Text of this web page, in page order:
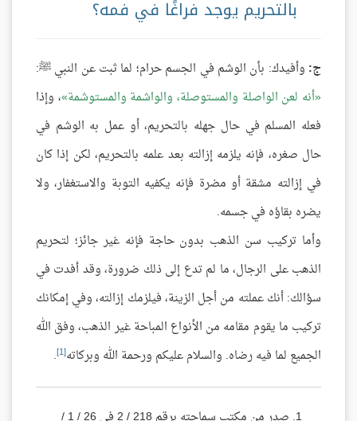
بالتحريم يوجد فراغًا في فمه؟
ج: وأفيدك: بأن الوشم في الجسم حرام؛ لما ثبت عن النبي ﷺ:
أنه لعن الواصلة والمستوصلة، والواشمة والمستوشمة ، وإذا
فعله المسلم في حال جهله بالتحريم، أو عمل به الوشم في
حال صغره، فإنه يلزمه إزالته بعد علمه بالتحريم، لكن إذا كان
في إزالته مشقة أو مضرة فإنه يكفيه التوبة والاستغفار، ولا
يضره بقاؤه في جسمه.
وأما تركيب سن الذهب بدون حاجة فإنه غير جائز؛ لتحريم
الذهب على الرجال، ما لم تدع إلى ذلك ضرورة، وقد أفدت في
سؤالك: أنك عملته من أجل الزينة، فيلزمك إزالته، وفي إمكانك
تركيب ما يقوم مقامه من الأنواع المباحة غير الذهب، وفق الله
الجميع لما فيه رضاه. والسلام عليكم ورحمة الله وبركاته[1]
.